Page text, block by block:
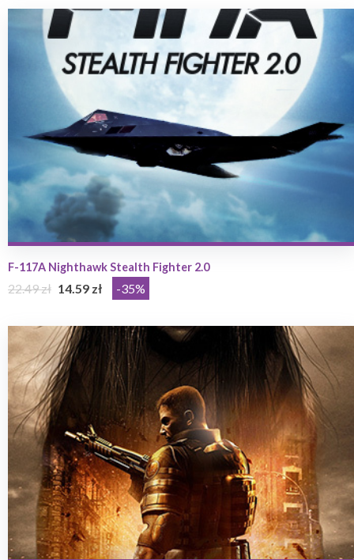
F-117A Nighthawk Stealth Fighter 2.0
22.49 zł 14.59 zł -35%